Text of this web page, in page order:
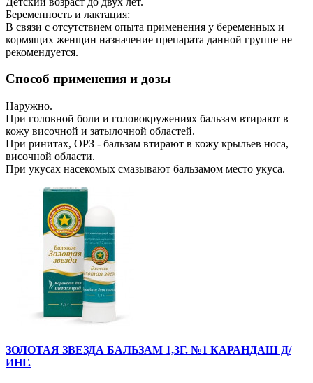
Беременность и лактация:
В связи с отсутствием опыта применения у беременных и
кормящих женщин назначение препарата данной группе не
рекомендуется.
Способ применения и дозы
Наружно.
При головной боли и головокружениях бальзам втирают в
кожу височной и затылочной областей.
При ринитах, ОРЗ - бальзам втирают в кожу крыльев носа,
височной области.
При укусах насекомых смазывают бальзамом место укуса.
ЗОЛОТАЯ ЗВЕЗДА БАЛЬЗАМ 1,3Г. №1 КАРАНДАШ Д/
ИНГ.